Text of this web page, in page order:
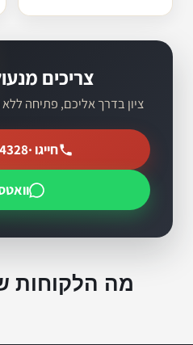
צריכים
ציון בדרך אליכם, פתיחה
חייגו ·
מה הלקוחות